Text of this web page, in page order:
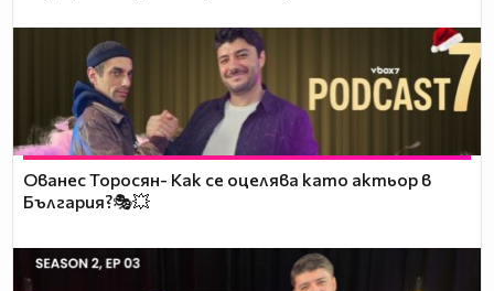
Ованес Торосян- Как се оцелява като актьор в
България?🎭💥